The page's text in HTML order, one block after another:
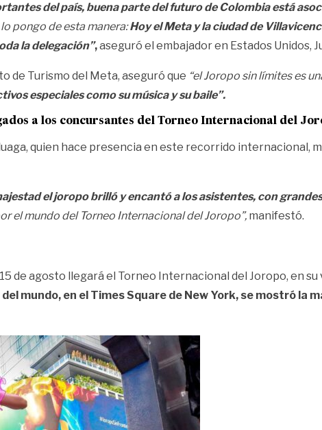
del país, buena parte del futuro de Colombia está
pongo de esta manera:Hoy el Meta y la ciudad de
la delegación”,aseguró el embajador en Estados Unidos,
de Turismo del Meta, aseguró que “el Joropo sin límites es
especiales como su música y su baile”.
a los concursantes del Torneo Internacional del
quien hace presencia en este recorrido internacional,
el joropo brilló y encantó a los asistentes, con
el mundo del Torneo Internacional del Joropo”, manifestó.
de agosto llegará el Torneo Internacional del Joropo, en su
mundo, en el Times Square de New York, se mostró la